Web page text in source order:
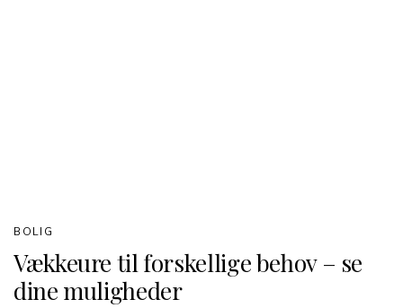
Vækkeure til forskellige behov – se
dine muligheder
BOLIG